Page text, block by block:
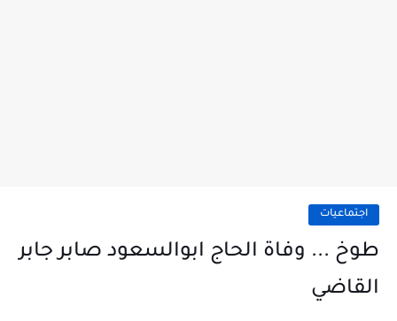
اجتماعيات
طوخ ... وفاة الحاج ابوالسعود صابر جابر
القاضي